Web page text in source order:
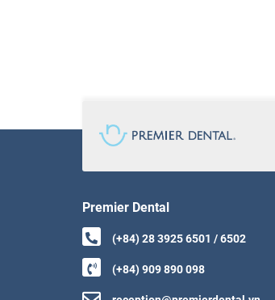
Premier Dental
(+84) 28 3925 6501 / 6502
(+84) 909 890 098